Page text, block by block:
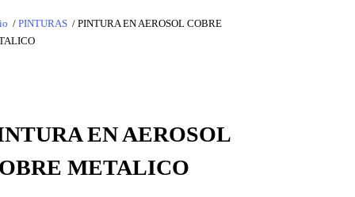
/ PINTURAS / PINTURA EN AEROSOL COBRE
EN AEROSOL
METALICO